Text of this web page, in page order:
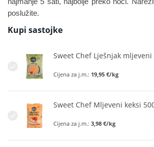
poslužite.
Kupi sastojke
Sweet Chef Lješnjak mljeveni
Cijena za j.m.: 19,95 €/kg
Sweet Chef Mljeveni keksi
Cijena za j.m.: 3,98 €/kg